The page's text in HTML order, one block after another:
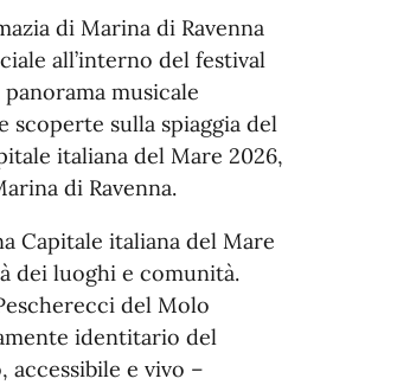
di Marina di Ravenna
all’interno del festival
musicale
scoperte sulla spiaggia del
italiana del Mare 2026,
di Ravenna.
Capitale italiana del Mare
dei luoghi e comunità.
del Molo
identitario del
e vivo –